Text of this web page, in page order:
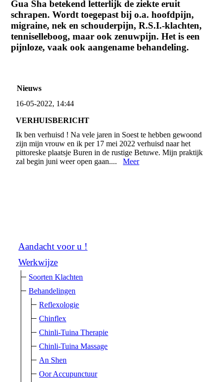
Gua Sha betekend letterlijk de ziekte eruit
schrapen. Wordt toegepast bij o.a. hoofdpijn,
migraine, nek en schouderpijn, R.S.I.-klachten,
tenniselleboog, maar ook zenuwpijn. Het is een
pijnloze, vaak ook aangename behandeling.
Nieuws
16-05-2022, 14:44
VERHUISBERICHT
Ik ben verhuisd ! Na vele jaren in Soest te hebben gewoond
zijn mijn vrouw en ik per 17 mei 2022 verhuisd naar het
pittoreske plaatsje Buren in de rustige Betuwe. Mijn praktijk
zal begin juni weer open gaan....Meer
Aandacht voor u !
Werkwijze
Soorten Klachten
Behandelingen
Reflexologie
Chinflex
Chinli-Tuina Therapie
Chinli-Tuina Massage
An Shen
Oor Accupunctuur